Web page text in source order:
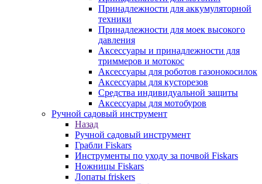
Принадлежности для аккумуляторной
техники
Принадлежности для моек высокого
давления
Аксессуары и принадлежности для
триммеров и мотокос
Аксессуары для роботов газонокосилок
Аксессуары для кусторезов
Средства индивидуальной защиты
Аксессуары для мотобуров
Ручной садовый инструмент
Назад
Ручной садовый инструмент
Грабли Fiskars
Инструменты по уходу за почвой Fiskars
Ножницы Fiskars
Лопаты friskers